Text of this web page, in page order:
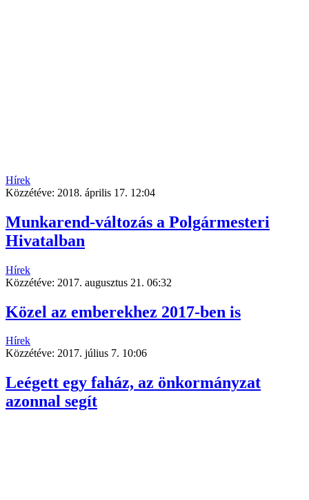
Hírek
Közzétéve: 2018. április 17. 12:04
Munkarend-változás a Polgármesteri
Hivatalban
Hírek
Közzétéve: 2017. augusztus 21. 06:32
Közel az emberekhez 2017-ben is
Hírek
Közzétéve: 2017. július 7. 10:06
Leégett egy faház, az önkormányzat
azonnal segít